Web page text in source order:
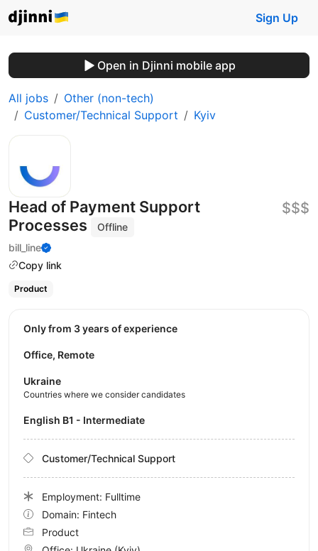
Sign Up
Open in Djinni mobile app
All jobs
Other (non-tech)
Customer/Technical Support
Kyiv
Head of Payment Support
Processes
Offline
bill_line
Copy link
$$$
Product
Only from 3 years of experience
Office, Remote
Ukraine
Countries where we consider candidates
English B1 - Intermediate
Customer/Technical Support
Employment: Fulltime
Domain: Fintech
Product